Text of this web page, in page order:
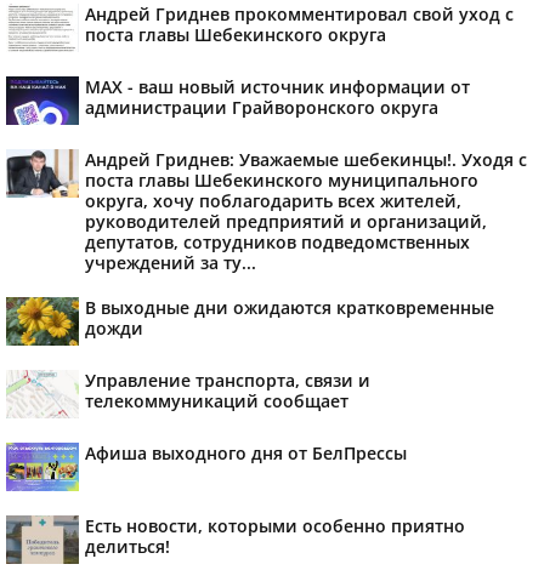
Андрей Гриднев прокомментировал свой уход с
поста главы Шебекинского округа
MAX - ваш новый источник информации от
администрации Грайворонского округа
Андрей Гриднев: Уважаемые шебекинцы!. Уходя с
поста главы Шебекинского муниципального
округа, хочу поблагодарить всех жителей,
руководителей предприятий и организаций,
депутатов, сотрудников подведомственных
учреждений за ту...
В выходные дни ожидаются кратковременные
дожди
Управление транспорта, связи и
телекоммуникаций сообщает
Афиша выходного дня от БелПрессы
Есть новости, которыми особенно приятно
делиться!